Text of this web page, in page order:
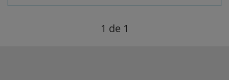
1 de 1